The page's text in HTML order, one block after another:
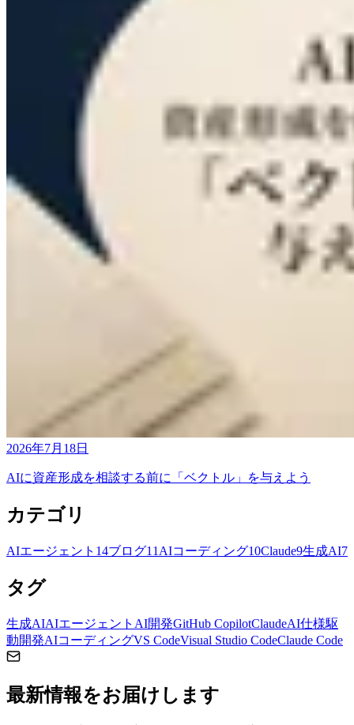
2026年7月18日
AIに資産形成を相談する前に「ベクトル」を与えよう
カテゴリ
AIエージェント 14ブログ11 AIコーディング10Claude9生成AI7
タグ
生成AIAIエージェント AI開発GitHub CopilotClaudeAI仕様駆
動開発AIコーディングVS CodeVisual Studio CodeClaude Code
最新情報をお届けします